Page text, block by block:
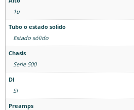
1u
Tubo o estado solido
Estado sólido
Chasis
Serie 500
DI
SI
Preamps